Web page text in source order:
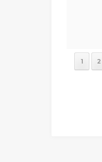
1 2